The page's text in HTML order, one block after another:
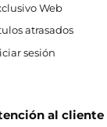
Web
atrasados
sesión
al cliente